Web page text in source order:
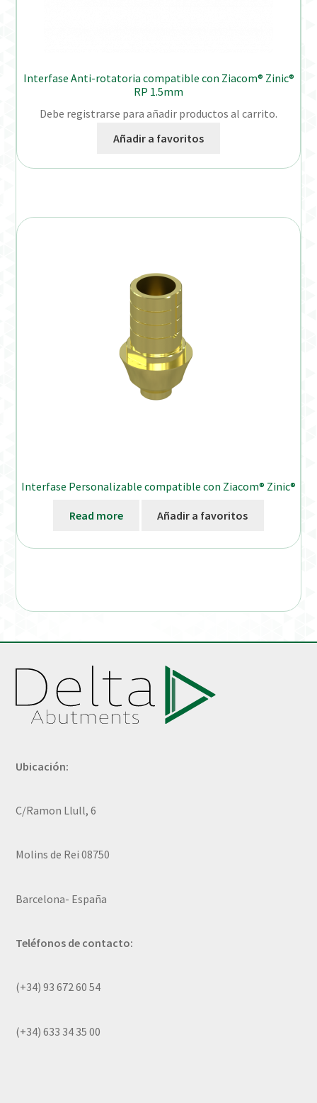
Interfase Anti-rotatoria compatible con Ziacom® Zinic®
RP 1.5mm
Debe registrarse para añadir productos al carrito.
Añadir a favoritos
Interfase Personalizable compatible con Ziacom® Zinic®
Read more Añadir a favoritos
Ubicación:
C/Ramon Llull, 6
Molins de Rei 08750
Barcelona- España
Teléfonos de contacto:
(+34) 93 672 60 54
(+34) 633 34 35 00